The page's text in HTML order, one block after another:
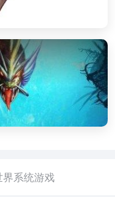
系统游戏